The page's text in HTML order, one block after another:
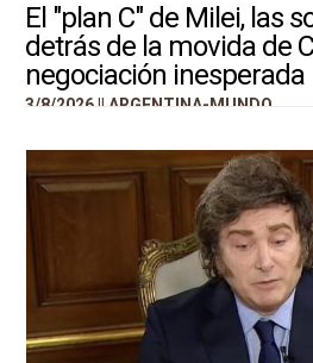
El "plan C" de Milei, las
detrás de la movida de
negociación inesperada
3/8/2026 || ARGENTINA-MUNDO